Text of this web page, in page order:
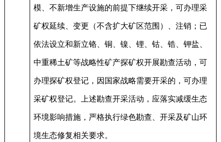
模、不新增生产设施的前提下继续开采，可办理采
矿权延续、变更（不含扩大矿区范围）、注销；已
依法设立和新立铬、铜、镍、锂、钴、锆、钾盐、
中重稀土矿等战略性矿产探矿权开展勘查活动，可
办理探矿权登记，因国家战略需要开采的，可办理
采矿权登记。上述勘查开采活动，应落实减缓生态
环境影响措施，严格执行绿色勘查、开采及矿山环
境生态修复相关要求。